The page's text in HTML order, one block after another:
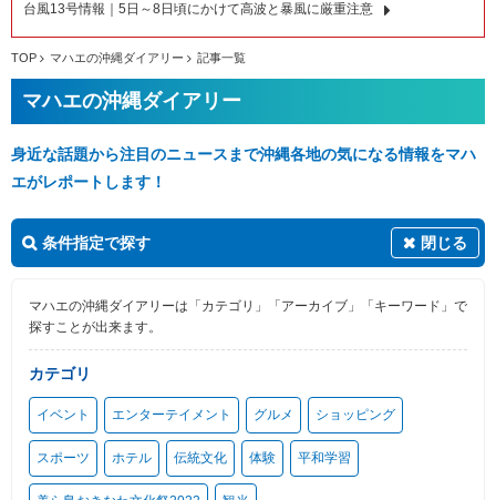
台風13号情報｜5日～8日頃にかけて高波と暴風に厳重注意
TOP マハエの沖縄ダイアリー 記事一覧
マハエの沖縄ダイアリー
身近な話題から注目のニュースまで沖縄各地の気になる情報をマハ
エがレポートします！
条件指定で探す 閉じる
マハエの沖縄ダイアリーは「カテゴリ」「アーカイブ」「キーワード」で
探すことが出来ます。
カテゴリ
イベント エンターテイメント グルメ ショッピング
スポーツ ホテル 伝統文化 体験 平和学習